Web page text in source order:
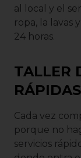
al local y el
ropa, la lavas
24 horas.
TALLER
Cada vez
porque no
servicios